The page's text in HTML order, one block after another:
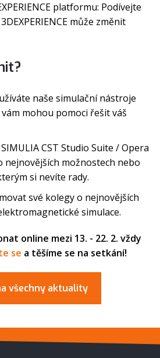
platformu: Podívejte
může změnit
naše simulační nástroje
mohou pomoci řešit váš
CST Studio Suite / Opera
nejnovějších možnostech nebo
si nevíte rady.
své kolegy o nejnovějších
simulace.
online mezi 13. - 22. 2. vždy
se a těšíme se na setkání!
všechny aktuality